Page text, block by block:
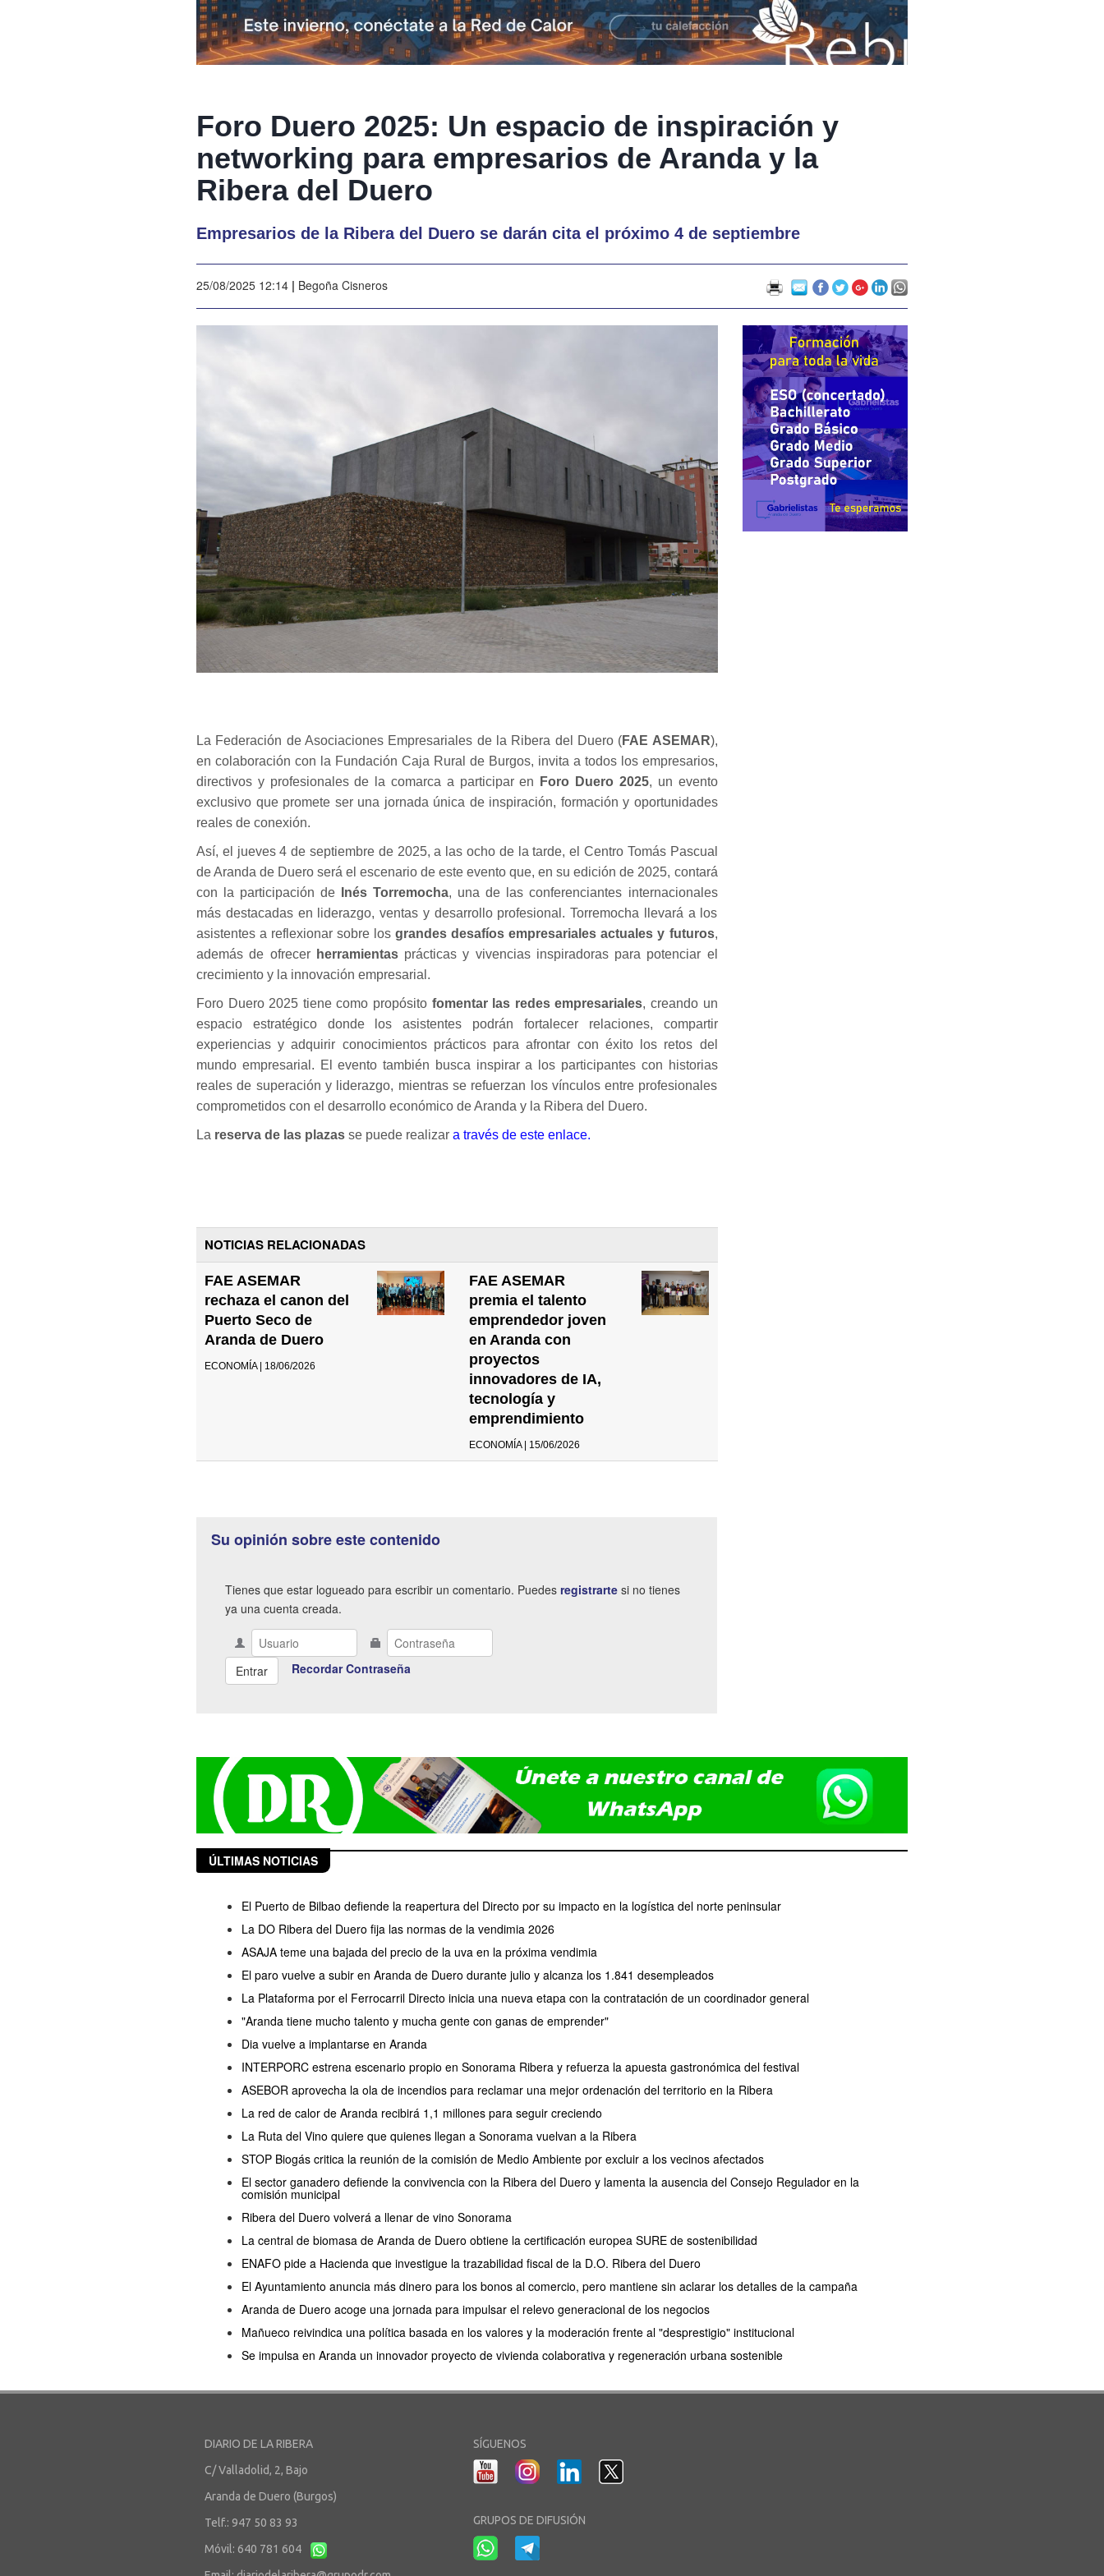
Foro Duero 2025: Un espacio de inspiración y
networking para empresarios de Aranda y la
Ribera del Duero
Empresarios de la Ribera del Duero se darán cita el próximo 4 de septiembre
25/08/2025 12:14 | Begoña Cisneros
La Federación de Asociaciones Empresariales de la Ribera del Duero (FAE ASEMAR),
en colaboración con la Fundación Caja Rural de Burgos, invita a todos los empresarios,
directivos y profesionales de la comarca a participar en Foro Duero 2025, un evento
exclusivo que promete ser una jornada única de inspiración, formación y oportunidades
reales de conexión.
Así, el jueves 4 de septiembre de 2025, a las ocho de la tarde, el Centro Tomás Pascual
de Aranda de Duero será el escenario de este evento que, en su edición de 2025, contará
con la participación de
Inés Torremocha, una de las conferenciantes internacionales
más destacadas en liderazgo, ventas y desarrollo profesional. Torremocha llevará a los
asistentes a reflexionar sobre los grandes desafíos empresariales actuales y futuros,
además de ofrecer herramientas prácticas y vivencias inspiradoras para potenciar el
crecimiento y la innovación empresarial.
Foro Duero 2025 tiene como propósito fomentar las redes empresariales, creando un
espacio estratégico donde los asistentes podrán fortalecer relaciones, compartir
experiencias y adquirir conocimientos prácticos para afrontar con éxito los retos del
mundo empresarial. El evento también busca inspirar a los participantes con historias
reales de superación y liderazgo, mientras se refuerzan los vínculos entre profesionales
comprometidos con el desarrollo económico de Aranda y la Ribera del Duero.
La reserva de las plazas se puede realizar a través de este enlace.
NOTICIAS RELACIONADAS
FAE ASEMAR
rechaza el canon del
Puerto Seco de
Aranda de Duero
ECONOMÍA | 18/06/2026
FAE ASEMAR
premia el talento
emprendedor joven
en Aranda con
proyectos
innovadores de IA,
tecnología y
emprendimiento
ECONOMÍA | 15/06/2026
Su opinión sobre este contenido
Tienes que estar logueado para escribir un comentario. Puedes registrarte si no tienes
ya una cuenta creada.
Recordar Contraseña
ÚLTIMAS NOTICIAS
El Puerto de Bilbao defiende la reapertura del Directo por su impacto en la logística del norte peninsular
La DO Ribera del Duero fija las normas de la vendimia 2026
ASAJA teme una bajada del precio de la uva en la próxima vendimia
El paro vuelve a subir en Aranda de Duero durante julio y alcanza los 1.841 desempleados
La Plataforma por el Ferrocarril Directo inicia una nueva etapa con la contratación de un coordinador general
"Aranda tiene mucho talento y mucha gente con ganas de emprender"
Dia vuelve a implantarse en Aranda
INTERPORC estrena escenario propio en Sonorama Ribera y refuerza la apuesta gastronómica del festival
ASEBOR aprovecha la ola de incendios para reclamar una mejor ordenación del territorio en la Ribera
La red de calor de Aranda recibirá 1,1 millones para seguir creciendo
La Ruta del Vino quiere que quienes llegan a Sonorama vuelvan a la Ribera
STOP Biogás critica la reunión de la comisión de Medio Ambiente por excluir a los vecinos afectados
El sector ganadero defiende la convivencia con la Ribera del Duero y lamenta la ausencia del Consejo Regulador en la
comisión municipal
Ribera del Duero volverá a llenar de vino Sonorama
La central de biomasa de Aranda de Duero obtiene la certificación europea SURE de sostenibilidad
ENAFO pide a Hacienda que investigue la trazabilidad fiscal de la D.O. Ribera del Duero
El Ayuntamiento anuncia más dinero para los bonos al comercio, pero mantiene sin aclarar los detalles de la campaña
Aranda de Duero acoge una jornada para impulsar el relevo generacional de los negocios
Mañueco reivindica una política basada en los valores y la moderación frente al "desprestigio" institucional
Se impulsa en Aranda un innovador proyecto de vivienda colaborativa y regeneración urbana sostenible
DIARIO DE LA RIBERA
C/ Valladolid, 2, Bajo
Aranda de Duero (Burgos)
Telf.: 947 50 83 93
Móvil: 640 781 604
SÍGUENOS
GRUPOS DE DIFUSIÓN